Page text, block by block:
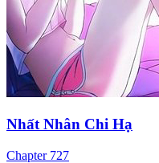
Nhất Nhân Chi Hạ
Chapter 727